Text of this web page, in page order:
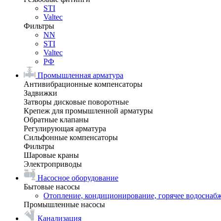
STI
Valtec
Фильтры
NN
STI
Valtec
РФ
Промышленная арматура
Антивибрационные компенсаторы
Задвижки
Затворы дисковые поворотные
Крепеж для промышленной арматуры
Обратные клапаны
Регулирующая арматура
Сильфонные компенсаторы
Фильтры
Шаровые краны
Электроприводы
Насосное оборудование
Бытовые насосы
Отопление, кондиционирование, горячее
Промышленные насосы
Канализация